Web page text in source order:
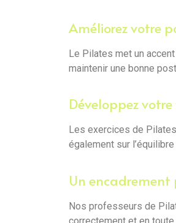
Améliorez votre
Le Pilates met un
maintenir une bonne
Développez
Les exercices de
également sur
Un
Nos professeurs de